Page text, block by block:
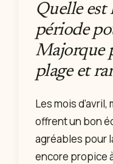
Quelle est
période
Majorque
plage et
Les mois
offrent un bon
agréables pour
encore propice